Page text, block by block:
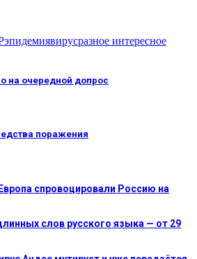
эпидемиявирусразное интересное
на очередной допрос
поражения
спровоцировали Россию на
слов русского языка — от 29